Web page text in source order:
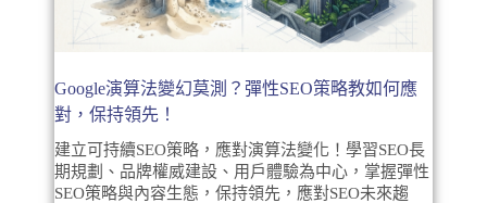
Google演算法變幻莫測？彈性SEO策略教如何應
對，保持領先！
建立可持續SEO策略，應對演算法變化！學習SEO長
期規劃、品牌權威建設、用戶體驗為中心，掌握彈性
SEO策略與內容生態，保持領先，應對SEO未來趨